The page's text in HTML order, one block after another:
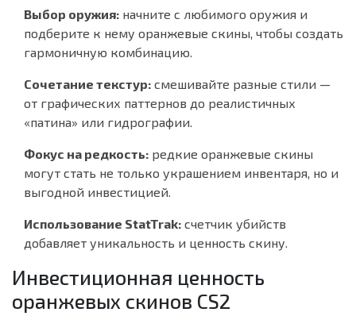
Выбор оружия: начните с любимого оружия и
подберите к нему оранжевые скины, чтобы создать
гармоничную комбинацию.
Сочетание текстур: смешивайте разные стили —
от графических паттернов до реалистичных
«патина» или гидрографии.
Фокус на редкость: редкие оранжевые скины
могут стать не только украшением инвентаря, но и
выгодной инвестицией.
Использование StatTrak: счетчик убийств
добавляет уникальность и ценность скину.
Инвестиционная ценность
оранжевых скинов CS2